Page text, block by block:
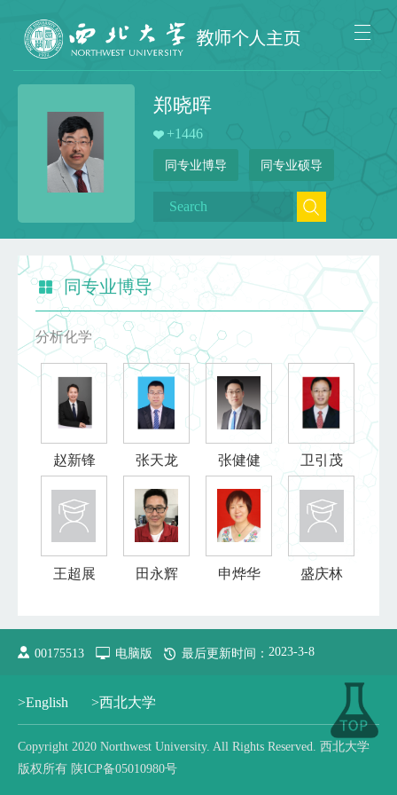
郑晓晖
+1446
同专业博导 同专业硕导
同专业博导
分析化学
赵新锋 张天龙 张健健 卫引茂
王超展 田永辉 申烨华 盛庆林
00175513 电脑版 最后更新时间： 2023-3-8
>English >西北大学
Copyright 2020 Northwest University. All Rights Reserved. 西北大学
版权所有 陕ICP备05010980号